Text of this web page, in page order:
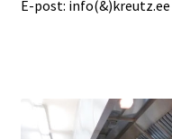
E-post: info(&)kreutz.ee